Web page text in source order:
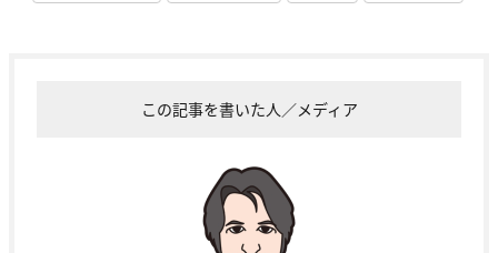
この記事を書いた人／メディア